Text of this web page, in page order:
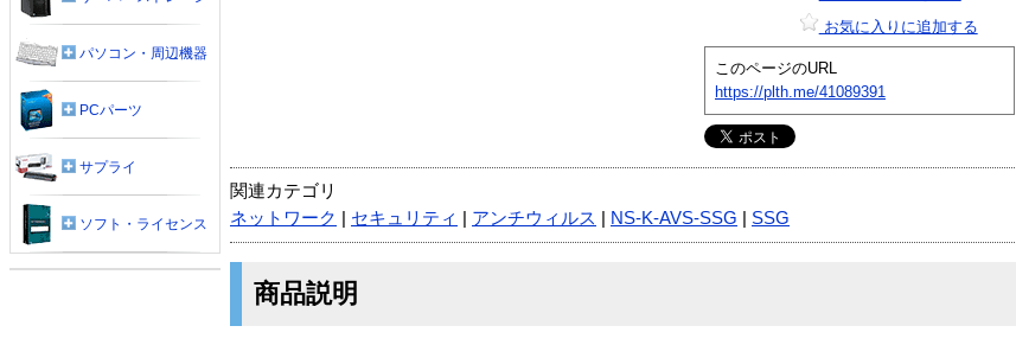
お気に入りに追加する
このページのURL
https://plth.me/41089391
関連カテゴリ
ネットワーク
セキュリティ アンチウィルス NS-K-AVS-SSG SSG
商品説明
パソコン・周辺機器
PCパーツ
サプライ
ソフト・ライセンス